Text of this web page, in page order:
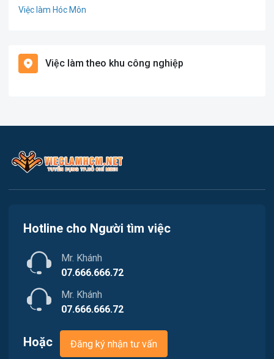
Văn Phòng
Lao Động Phổ Thông
Nhà hàng
Nhân sự
Việc làm Hóc Môn
Việc làm Nhà Bè
Việc làm Quận 2
Việc làm Quận 5
Việc làm Quận 6
Việc làm Quận 7
Việc làm Quận 9
Việc làm theo khu công nghiệp
Hotline cho Người tìm việc
Mr. Khánh
07.666.666.72
Mr. Khánh
07.666.666.72
Hoặc Đăng ký nhận tư vấn